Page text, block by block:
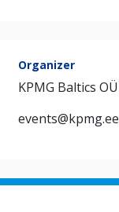
Organizer
KPMG Baltics OÜ
events@kpmg.ee